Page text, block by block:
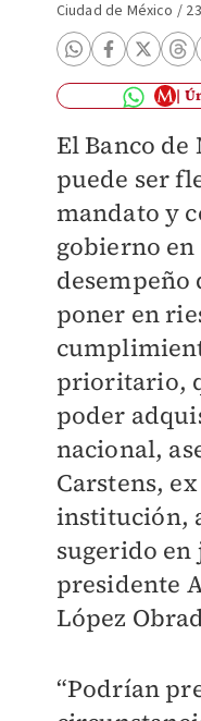
Ciudad de México /
El Banco
puede ser
mandato y
gobierno
desempeño
poner en
prioritario,
poder
nacional,
Carstens,
institución,
sugerido
presidente
López
“Podrían